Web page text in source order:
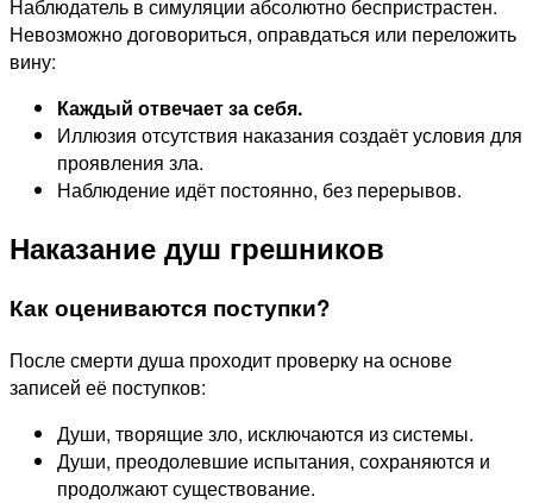
Наблюдатель в симуляции абсолютно беспристрастен.
Невозможно договориться, оправдаться или переложить
вину:
Каждый отвечает за себя.
Иллюзия отсутствия наказания создаёт условия для
проявления зла.
Наблюдение идёт постоянно, без перерывов.
Наказание душ грешников
Как оцениваются поступки?
После смерти душа проходит проверку на основе
записей её поступков:
Души, творящие зло, исключаются из системы.
Души, преодолевшие испытания, сохраняются и
продолжают существование.